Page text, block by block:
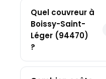
Quel couvreur à
Boissy-Saint-
Léger (94470)
?